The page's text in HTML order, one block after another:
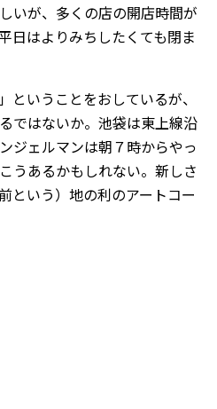
いが、多くの店の開店時間が
日はよりみちしたくても閉ま
ということをおしているが、
ではないか。池袋は東上線沿
ジェルマンは朝７時からやっ
うあるかもしれない。新しさ
という）地の利のアートコー